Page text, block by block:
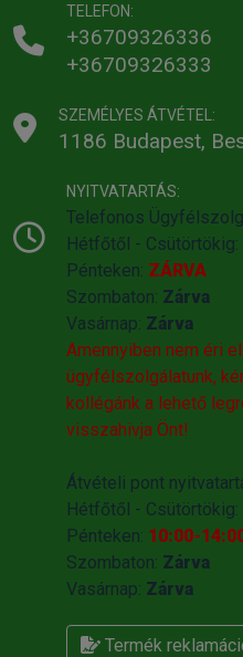
TELEFON:
+36709326336
+36709326333
SZEMÉLYES ÁTVÉTEL:
1186 Budapest,
NYITVATARTÁS:
Telefonos
Hétfőtől - Csütörtökig:
Pénteken: ZÁRVA
Szombaton: Zárva
Vasárnap: Zárva
Amennyiben nem éri
ügyfélszolgálatunk,
kollégánk a lehető
visszahivja Önt!
Átvételi pont
Hétfőtől - Csütörtökig:
Pénteken: 10:00-
Szombaton: Zárva
Vasárnap: Zárva
Termék